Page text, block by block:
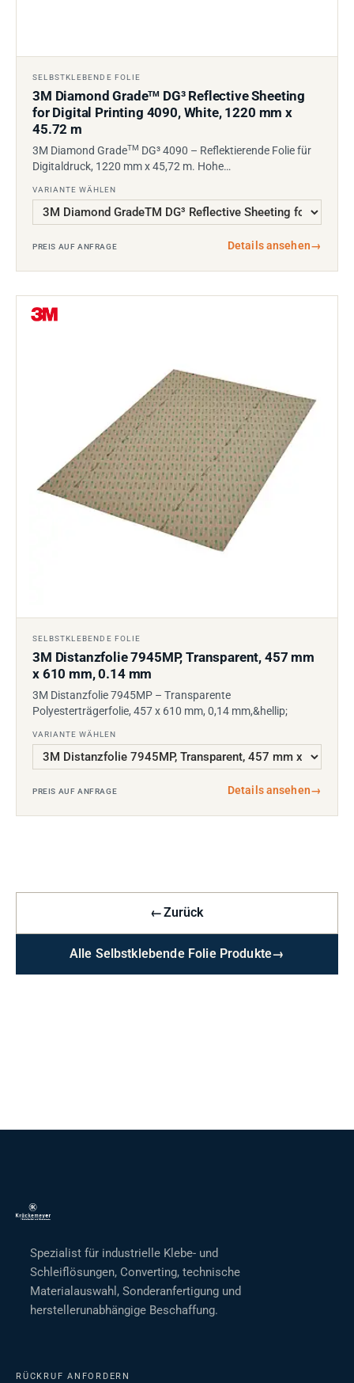
SELBSTKLEBENDE FOLIE
3M Diamond GradeTM DG³ Reflective Sheeting
for Digital Printing 4090, White, 1220 mm x
45.72 m
3M Diamond GradeTM DG³ 4090 – Reflektierende Folie für
Digitaldruck, 1220 mm x 45,72 m. Hohe…
VARIANTE WÄHLEN
PREIS AUF ANFRAGE Details ansehen→
SELBSTKLEBENDE FOLIE
3M Distanzfolie 7945MP, Transparent, 457 mm
x 610 mm, 0.14 mm
3M Distanzfolie 7945MP – Transparente
Polyesterträgerfolie, 457 x 610 mm, 0,14 mm,&hellip;
VARIANTE WÄHLEN
PREIS AUF ANFRAGE Details ansehen→
←Zurück
Alle Selbstklebende Folie Produkte→
Spezialist für industrielle Klebe- und
Schleiflösungen, Converting, technische
Materialauswahl, Sonderanfertigung und
herstellerunabhängige Beschaffung.
RÜCKRUF ANFORDERN